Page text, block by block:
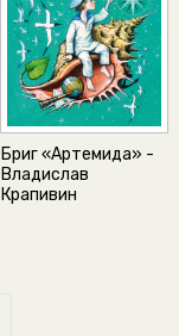
Бриг «Артемида» -
Владислав
Крапивин